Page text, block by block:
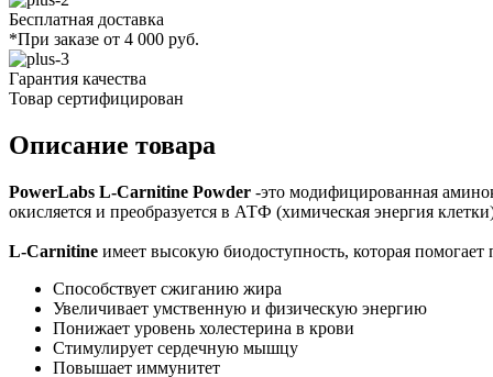
Бесплатная доставка
*При заказе от 4 000 руб.
Гарантия качества
Товар сертифицирован
Описание товара
PowerLabs L-Carnitine Powder -это модифицированная
окисляется и преобразуется в АТФ (химическая энергия
L-Carnitine имеет высокую биодоступность, которая
Способствует сжиганию жира
Увеличивает умственную и физическую энергию
Понижает уровень холестерина в крови
Стимулирует сердечную мышцу
Повышает иммунитет